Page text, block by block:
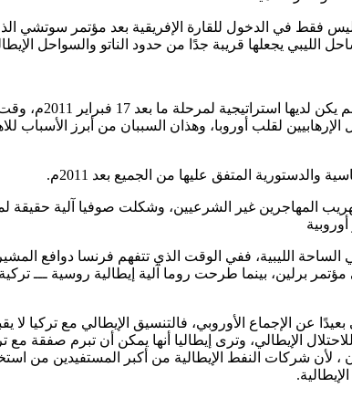
فقط في الدخول للقارة الإفريقية بعد مؤتمر سوتشي
يجعلها قريبة جدًا من حدود الناتو والسواحل
رغم النجاح
لقلب أوروبا، وهذان السببان من أبرز الأسباب
المهاجرين غير الشرعيين، وشكلت صوفيا آلية حقيقة
في الساحة الليبية، ففي الوقت الذي تتفهم فرنسا دوافع
برلين، بينما طرحت روما آلية إيطالية روسية ـــ
عن الإجماع الأوروبي، فالتنسيق الإيطالي مع تركيا لا
فيه تركيا ليبيا للاحتلال الإيطالي، وترى إيطاليا أنها يمكن
، لأن شركات النفط الإيطالية من أكبر المستفيدين من